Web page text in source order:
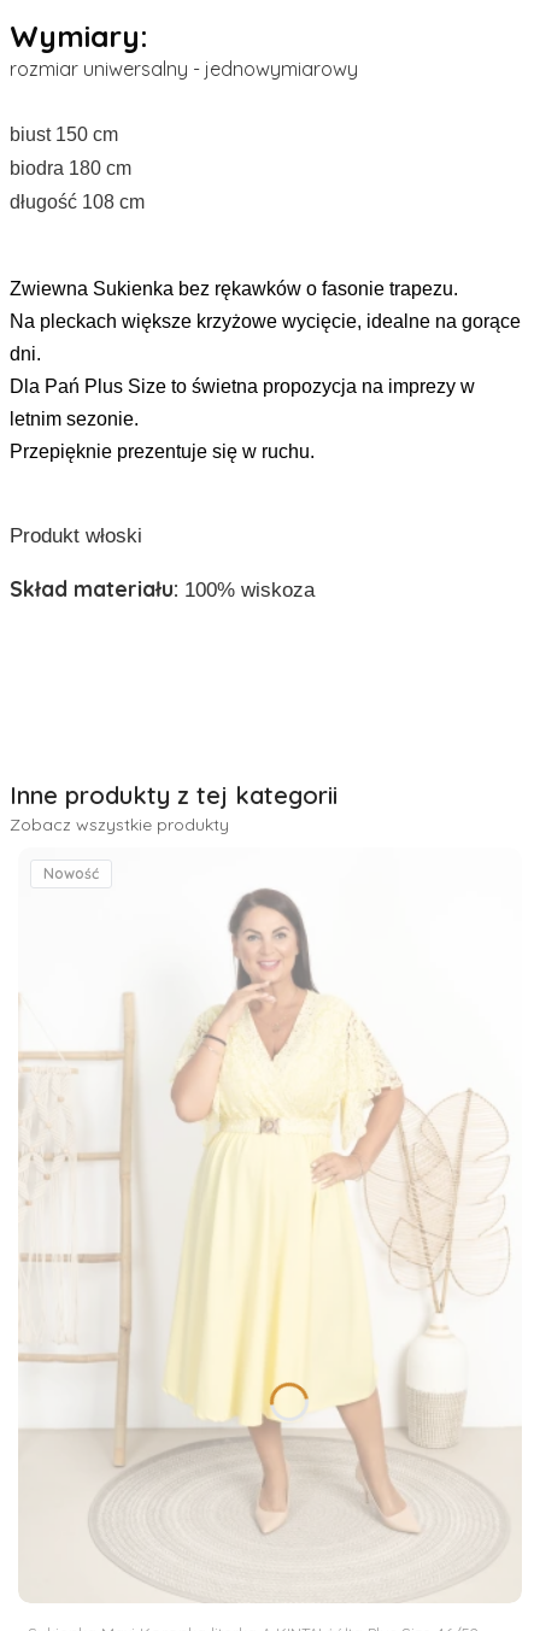
Wymiary:
rozmiar uniwersalny - jednowymiarowy
biust 150 cm
biodra 180 cm
długość 108 cm
Zwiewna Sukienka bez rękawków o fasonie trapezu.
Na pleckach większe krzyżowe wycięcie, idealne na gorące
dni.
Dla Pań Plus Size to świetna propozycja na imprezy w
letnim sezonie.
Przepięknie prezentuje się w ruchu.
Produkt włoski
Skład materiału: 100% wiskoza
Inne produkty z tej kategorii
Zobacz wszystkie produkty
Nowość